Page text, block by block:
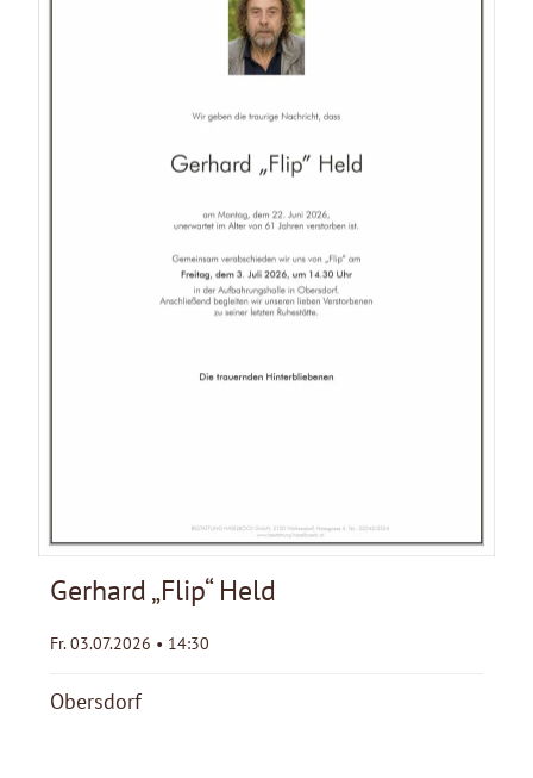
Gerhard „Flip“ Held
Fr. 03.07.2026 • 14:30
Obersdorf